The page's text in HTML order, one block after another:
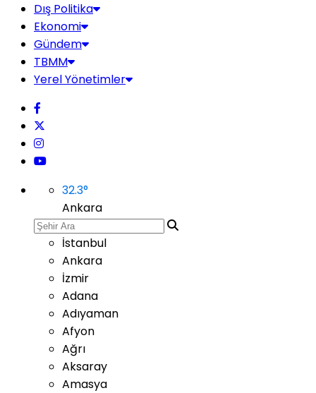
Dış Politika
Ekonomi
Gündem
TBMM
Yerel Yönetimler
32.3°
Ankara
İstanbul
Ankara
İzmir
Adana
Adıyaman
Afyon
Ağrı
Aksaray
Amasya